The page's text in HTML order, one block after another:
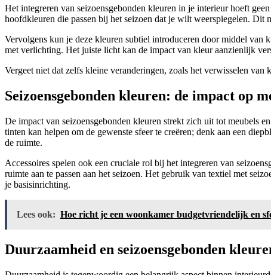
Het integreren van seizoensgebonden kleuren in je interieur hoeft
hoofdkleuren die passen bij het seizoen dat je wilt weerspiegelen. Dit
Vervolgens kun je deze kleuren subtiel introduceren door middel van
met verlichting. Het juiste licht kan de impact van kleur aanzienlijk
Vergeet niet dat zelfs kleine veranderingen, zoals het verwisselen
Seizoensgebonden kleuren: de impact op
De impact van seizoensgebonden kleuren strekt zich uit tot meubels
tinten kan helpen om de gewenste sfeer te creëren; denk aan een
de ruimte.
Accessoires spelen ook een cruciale rol bij het integreren van
ruimte aan te passen aan het seizoen. Het gebruik van textiel met
je basisinrichting.
Lees ook: Hoe richt je een woonkamer budgetvriendelijk en
Duurzaamheid en seizoensgebonden